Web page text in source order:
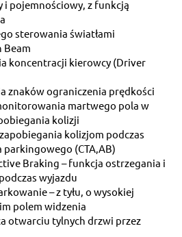
pojemnościowy, z funkcją
sterowania światłami
Beam
koncentracji kierowcy (Driver
znaków ograniczenia prędkości
martwego pola w
kolizji
kolizjom podczas
parkingowego (CTA,AB)
Braking – funkcja ostrzegania i
wyjazdu
– z tyłu, o wysokiej
polem widzenia
otwarciu tylnych drzwi przez